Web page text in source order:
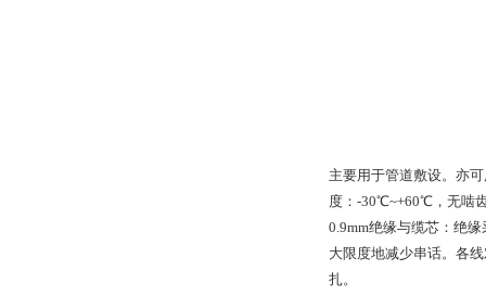
主要用于管道敷设。亦
度：-30℃~+60℃，无啮
0.9mm绝缘与缆芯：绝
大限度地减少串话。各
扎。